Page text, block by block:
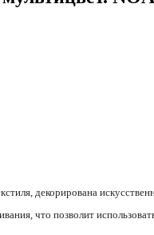
декорирована
что позволит